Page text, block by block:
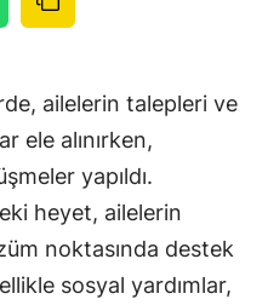
ailelerin talepleri ve
ele alınırken,
yapıldı.
heyet, ailelerin
noktasında destek
sosyal yardımlar,